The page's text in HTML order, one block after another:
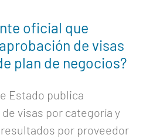
oficial que
de visas
plan de negocios?
Estado publica
visas por categoría y
por proveedor